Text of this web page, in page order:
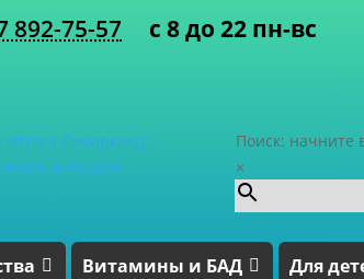
892-75-57 с 8 до 22 пн-вс
Поиск: начните
×
Витамины и БАД Для